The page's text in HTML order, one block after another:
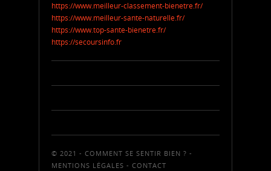
https://www.meilleur-classement-bienetre.fr/
https://www.meilleur-sante-naturelle.fr/
https://www.top-sante-bienetre.fr/
https://secoursinfo.fr
© 2021 - COMMENT SE SENTIR BIEN ? -
MENTIONS LÉGALES - CONTACT